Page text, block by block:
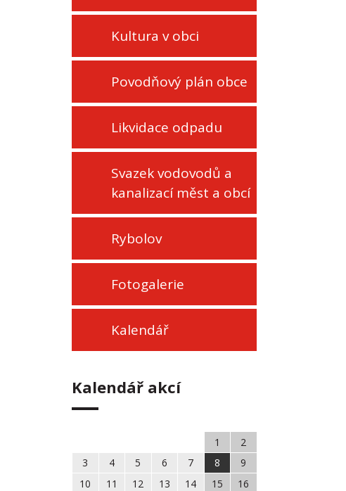
Kultura v obci
Povodňový plán obce
Likvidace odpadu
Svazek vodovodů a
kanalizací měst a obcí
Rybolov
Fotogalerie
Kalendář
Kalendář akcí
1
2
3
4 5 6 7 8
9
10
11 12 13 14 15
16